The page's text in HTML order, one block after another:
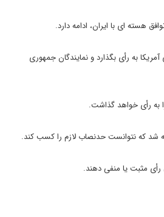
هسته ای با ایران، ادامه دارد.
به رأی بگذارد و نمایندگان جمهوری
شد که نتوانست حدنصاب لازم را کسب کند.